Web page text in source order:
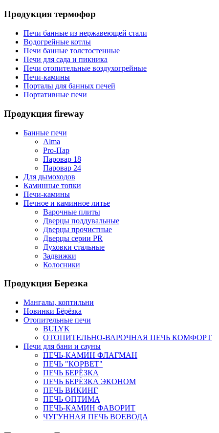
Продукция термофор
Печи банные из нержавеющей стали
Водогрейные котлы
Печи банные толстостенные
Печи для сада и пикника
Печи отопительные воздухогрейные
Печи-камины
Порталы для банных печей
Портативные печи
Продукция fireway
Банные печи
Alma
Pro-Пар
Паровар 18
Паровар 24
Для дымоходов
Каминные топки
Печи-камины
Печное и каминное литье
Варочные плиты
Дверцы поддувальные
Дверцы прочистные
Дверцы серии PR
Духовки стальные
Задвижки
Колосники
Продукция Березка
Мангалы, коптильни
Новинки Бёрёзка
Отопительные печи
BULYK
ОТОПИТЕЛЬНО-ВАРОЧНАЯ ПЕЧЬ КОМФОРТ
Печи для бани и сауны
ПЕЧЬ-КАМИН ФЛАГМАН
ПЕЧЬ "КОРВЕТ"
ПЕЧЬ БЕРЁЗКА
ПЕЧЬ БЕРЁЗКА ЭКОНОМ
ПЕЧЬ ВИКИНГ
ПЕЧЬ ОПТИМА
ПЕЧЬ-КАМИН ФАВОРИТ
ЧУГУННАЯ ПЕЧЬ ВОЕВОДА